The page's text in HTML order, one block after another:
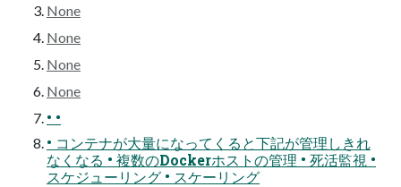
None
None
None
None
• •
• コンテナが大量になってくると下記が管理しきれ
なくなる • 複数のDockerホストの管理 • 死活監視 •
スケジューリング • スケーリング